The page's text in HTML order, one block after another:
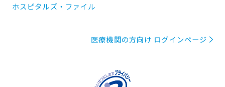
ホスピタルズ・ファイル
医療機関の方向け ログインページ